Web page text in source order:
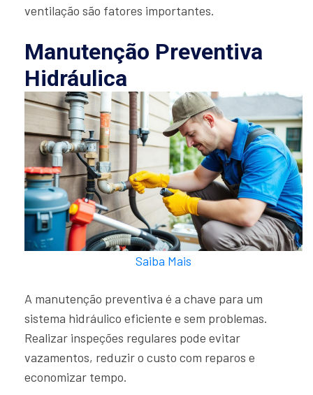
ventilação são fatores importantes.
Manutenção Preventiva
Hidráulica
Saiba Mais
A manutenção preventiva é a chave para um
sistema hidráulico eficiente e sem problemas.
Realizar inspeções regulares pode evitar
vazamentos, reduzir o custo com reparos e
economizar tempo.